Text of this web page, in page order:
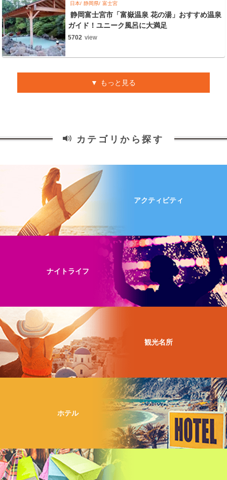
日本 静岡県 富士宮
静岡富士宮市「富嶽温泉 花の湯」おすすめ温泉
ガイド！ユニーク風呂に大満足
5702 view
もっと見る
カテゴリから探す
アクティビティ
ナイトライフ
観光名所
ホテル